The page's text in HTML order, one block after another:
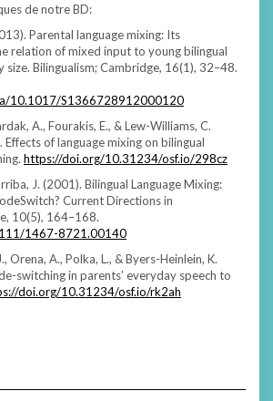
de notre BD:
Parental language mixing: Its
relation of mixed input to young bilingual
size. Bilingualism; Cambridge, 16(1), 32–48.
10.1017/S1366728912000120
A., Fourakis, E., & Lew-Williams, C.
of language mixing on bilingual
https://doi.org/10.31234/osf.io/298cz
J. (2001). Bilingual Language Mixing:
Current Directions in
10(5), 164–168.
1467-8721.00140
Orena, A., Polka, L., & Byers-Heinlein, K.
switching in parents’ everyday speech to
doi.org/10.31234/osf.io/rk2ah